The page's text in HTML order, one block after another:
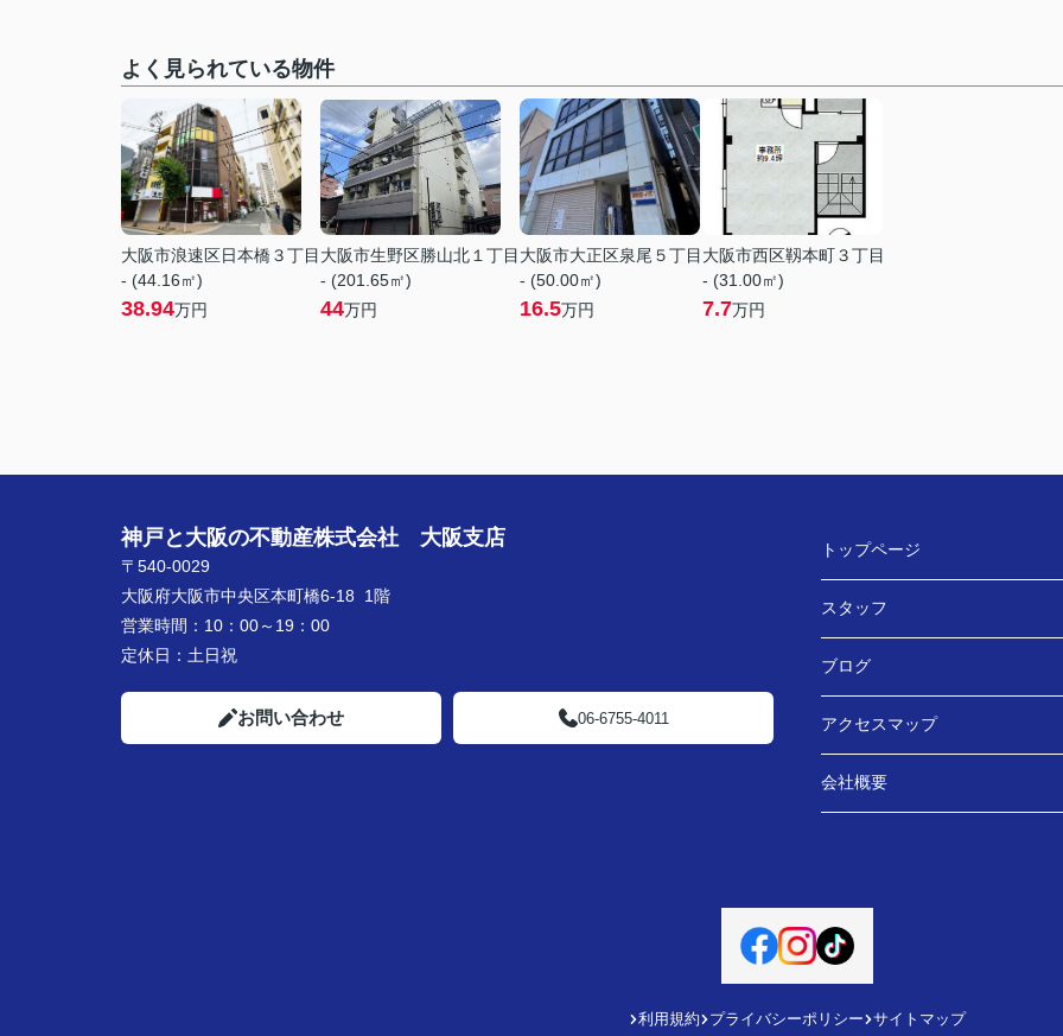
よく見られている物件
大阪市浪速区日本橋３丁目
- (44.16㎡)
38.94万円
大阪市生野区勝山北１丁目
- (201.65㎡)
44万円
大阪市大正区泉尾５丁目
- (50.00㎡)
16.5万円
大阪市西区靱本町３丁目
- (31.00㎡)
7.7万円
神戸と大阪の不動産株式会社 大阪支店
〒540-0029
大阪府大阪市中央区本町橋6-18 1階
営業時間： 10：00～19：00
定休日： 土日祝
お問い合わせ 06-6755-4011
トップページ
スタッフ
ブログ
アクセスマップ
会社概要
利用規約 プライバシーポリシー サイトマップ